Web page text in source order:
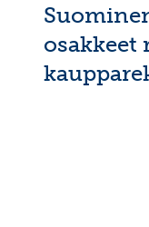
osakkeet